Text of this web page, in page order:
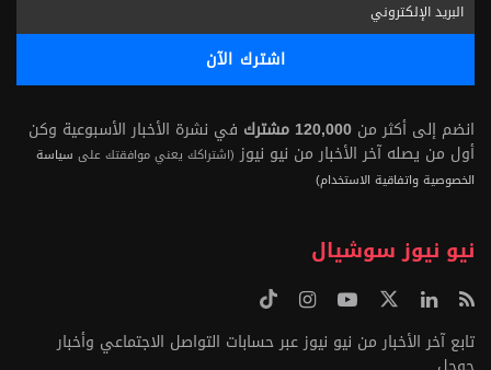
انضم إلى أكثر من 120,000 مشترك
في نشرة الأخبار الأسبوعية وكن
أول من يصله آخر الأخبار من نيو نيوز (اشتراكك يعني موافقتك على سياسة
الخصوصية واتفاقية الاستخدام)
نيو نيوز سوشيال
تابع آخر الأخبار من نيو نيوز عبر حسابات التواصل الاجتماعي وأخبار